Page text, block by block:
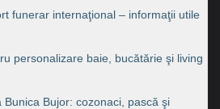
funerar internaţional – informaţii utile
personalizare baie, bucătărie şi living
Bujor: cozonaci, pască şi